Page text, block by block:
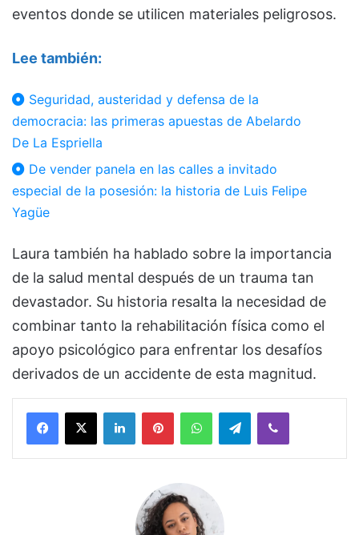
eventos donde se utilicen materiales peligrosos.
Lee también:
Seguridad, austeridad y defensa de la
democracia: las primeras apuestas de Abelardo
De La Espriella
De vender panela en las calles a invitado
especial de la posesión: la historia de Luis Felipe
Yagüe
Laura también ha hablado sobre la importancia
de la salud mental después de un trauma tan
devastador. Su historia resalta la necesidad de
combinar tanto la rehabilitación física como el
apoyo psicológico para enfrentar los desafíos
derivados de un accidente de esta magnitud.
Facebook
X LinkedInPinterestWhatsAppTelegramViber